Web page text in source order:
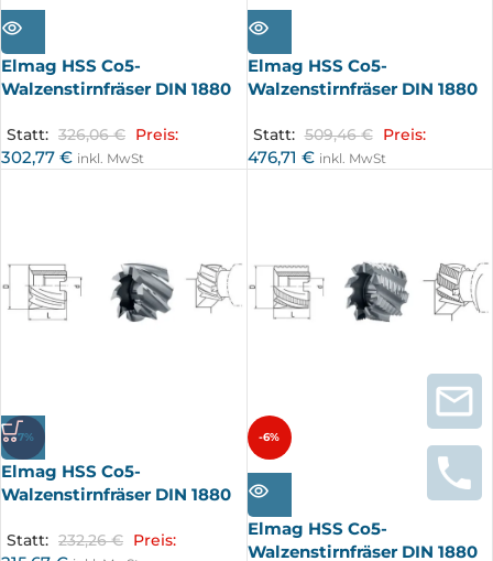
AUSV
ERKA
Elmag HSS Co5-
Walzenstirnfräser DIN 1880
Statt: 326,06€ Preis:
302,77 € inkl. MwSt
AUSV
ERKA
UFT
Elmag HSS Co5-
Walzenstirnfräser DIN 1880
Statt: 509,46€ Preis:
476,71 € inkl. MwSt
-7%
Elmag HSS Co5-
Walzenstirnfräser DIN 1880
Statt: 232,26€ Preis:
-6%
AUSV
ERKA
UFT
Elmag HSS Co5-
Walzenstirnfräser DIN 1880